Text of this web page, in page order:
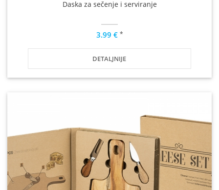
Daska za sečenje i serviranje
3.99 € *
DETALJNIJE